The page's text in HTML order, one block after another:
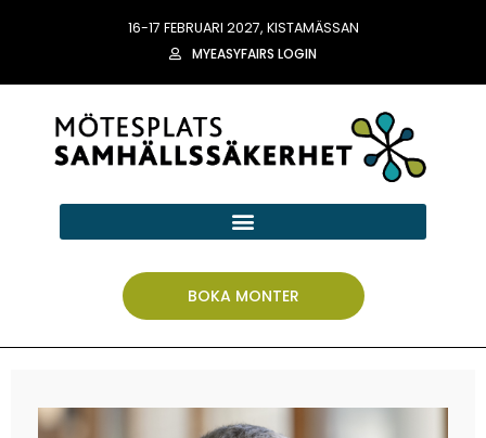
16-17 FEBRUARI 2027, KISTAMÄSSAN
MYEASYFAIRS LOGIN
BOKA MONTER